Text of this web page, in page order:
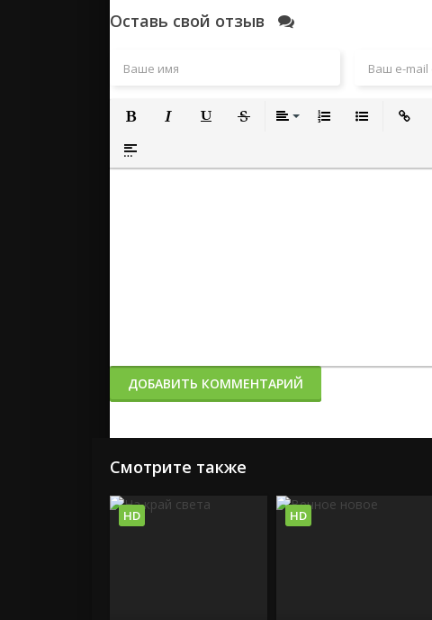
Оставь свой отзыв
Полужирный
Вставка спойлера
ДОБАВИТЬ КОММЕНТАРИЙ
Смотрите также
HD HD